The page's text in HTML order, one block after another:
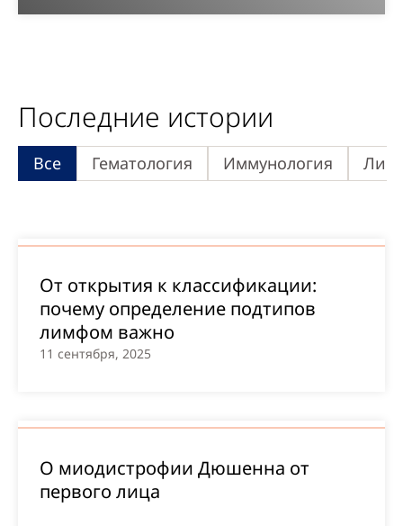
Последние истории
Все Гематология Иммунология
От открытия к классификации:
почему определение подтипов
лимфом важно
11 сентября, 2025
О миодистрофии Дюшенна от
первого лица